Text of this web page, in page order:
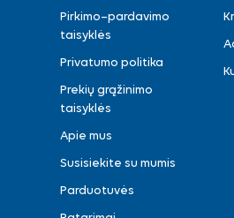
Pirkimo–pardavimo
taisyklės
Privatumo politika
Prekių grąžinimo
taisyklės
Apie mus
Susisiekite su mumis
Parduotuvės